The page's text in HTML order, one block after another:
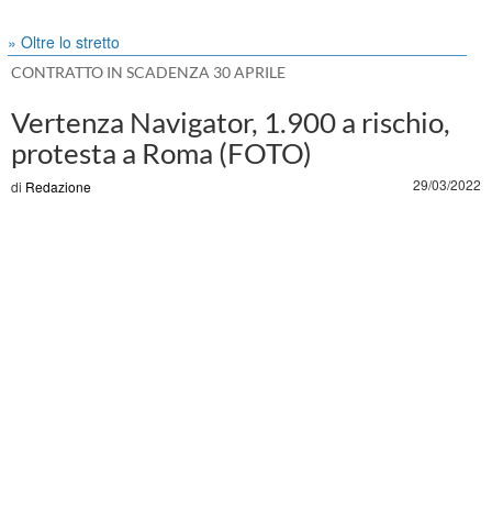
» Oltre lo stretto
CONTRATTO IN SCADENZA 30 APRILE
Vertenza Navigator, 1.900 a rischio,
protesta a Roma (FOTO)
di Redazione 29/03/2022